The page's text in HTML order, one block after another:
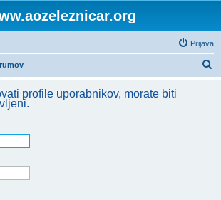
Prijava
a
profile uporabnikov, morate biti